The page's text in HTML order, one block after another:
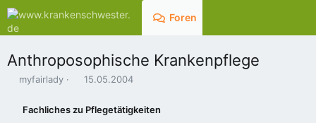
Foren
Anthroposophische Krankenpflege
E
myfairlady
E
s
t
15.05.2004
Fachliches zu Pflegetätigkeiten